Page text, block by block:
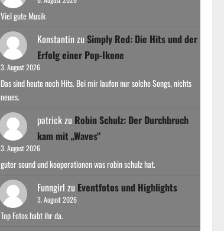
Viel gute Musik
Konstantinzu Simply Red: Die Hits und der
Erfolg einer Pop-Ikone
3. August 2026
Das sind heute noch Hits. Bei mir laufen nur solche Songs, nichts
neues.
patrickzu Robin Schulz: Der Durchbruch
kam mit „Waves“
3. August 2026
guter sound und kooperationen was robin schulz hat.
Funngirl zu Eventfotos und Highlights
3. August 2026
Top Fotos habt ihr da.